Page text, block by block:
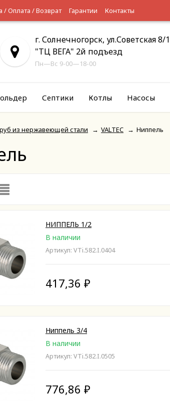
/ Оплата / Возврат Гарантии Контакты
г. Солнечногорск, ул.Советская 8/1
"ТЦ ВЕГА" 2й подъезд
Пн—Вс 9-00—18-00
Септики Котлы Насосы
из нержавеющей стали → VALTEC → Ниппель
НИППЕЛЬ 1/2
В наличии
Артикул: VTi.582.I.0404
417,36 ₽
Ниппель 3/4
В наличии
Артикул: VTi.582.I.0505
776,86 ₽